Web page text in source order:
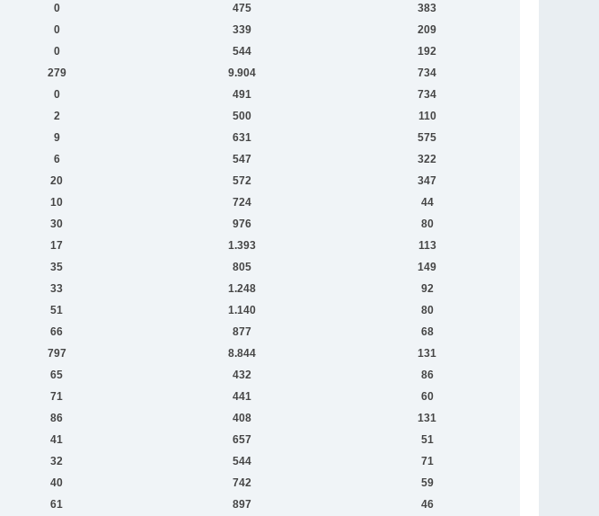
0 475
383
0 339
209
0 544
192
279 9.904
734
0 491
734
2 500
110
9 631
575
6 547
322
20 572
347
10 724
44
30 976
80
17 1.393
113
35 805
149
33 1.248
92
51 1.140
80
66 877
68
797 8.844
131
65 432
86
71 441
60
86 408
131
41 657
51
32 544
71
40 742
59
61 897
46